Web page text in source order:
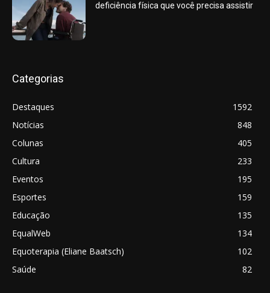
deficiência física que você precisa assistir
Categorias
Destaques
1592
Notícias
848
Colunas
405
Cultura
233
Eventos
195
Esportes
159
Educação
135
EqualWeb
134
Equoterapia (Eliane Baatsch)
102
Saúde
82